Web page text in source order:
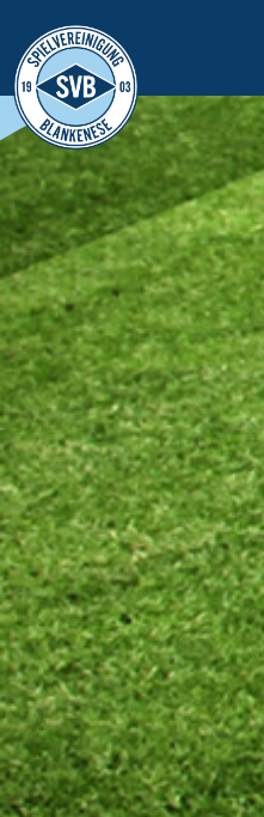
HAUPTNAVIGATION